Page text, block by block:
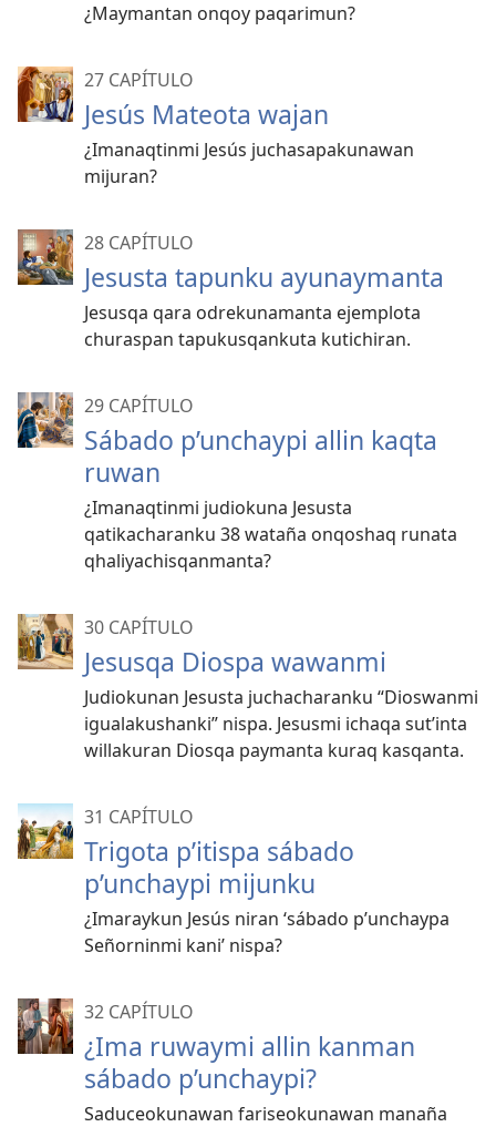
¿Maymantan onqoy paqarimun?
27 CAPÍTULO
Jesús Mateota wajan
¿Imanaqtinmi Jesús juchasapakunawan
mijuran?
28 CAPÍTULO
Jesusta tapunku ayunaymanta
Jesusqa qara odrekunamanta ejemplota
churaspan tapukusqankuta kutichiran.
29 CAPÍTULO
Sábado p’unchaypi allin kaqta
ruwan
¿Imanaqtinmi judiokuna Jesusta
qatikacharanku 38 wataña onqoshaq runata
qhaliyachisqanmanta?
30 CAPÍTULO
Jesusqa Diospa wawanmi
Judiokunan Jesusta juchacharanku “Dioswanmi
igualakushanki” nispa. Jesusmi ichaqa sut’inta
willakuran Diosqa paymanta kuraq kasqanta.
31 CAPÍTULO
Trigota p’itispa sábado
p’unchaypi mijunku
¿Imaraykun Jesús niran ‘sábado p’unchaypa
Señorninmi kani’ nispa?
32 CAPÍTULO
¿Ima ruwaymi allin kanman
sábado p’unchaypi?
Saduceokunawan fariseokunawan manaña